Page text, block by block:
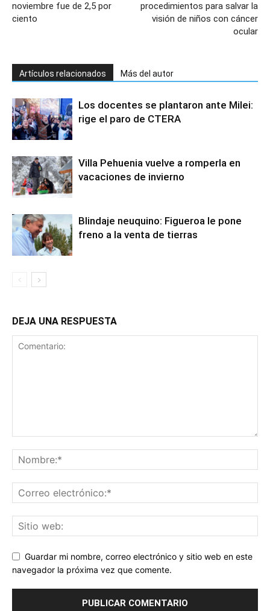
noviembre fue de 2,5 por
ciento
procedimientos para salvar la
visión de niños con cáncer
ocular
Artículos relacionados Más del autor
Los docentes se plantaron ante Milei:
rige el paro de CTERA
Villa Pehuenia vuelve a romperla en
vacaciones de invierno
Blindaje neuquino: Figueroa le pone
freno a la venta de tierras
DEJA UNA RESPUESTA
Guardar mi nombre, correo electrónico y sitio web en este
navegador la próxima vez que comente.